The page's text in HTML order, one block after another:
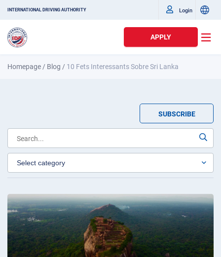
INTERNATIONAL DRIVING AUTHORITY Login
APPLY
Homepage / Blog / 10 Fets Interessants Sobre Sri Lanka
SUBSCRIBE